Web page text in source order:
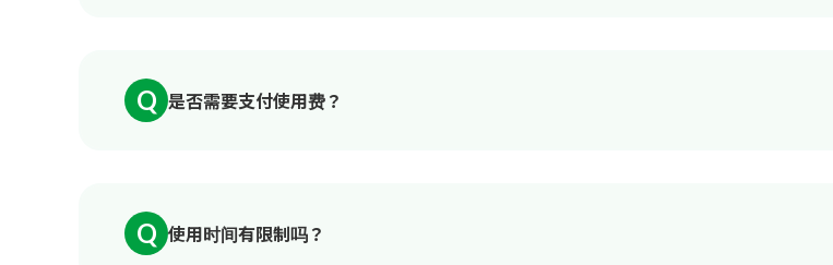
Q 是否需要支付使用费？
Q 使用时间有限制吗？